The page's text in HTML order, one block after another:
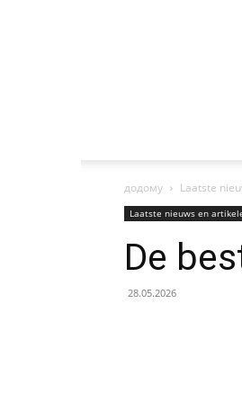
додому Laatste
Laatste nieuws en
De
28.05.2026